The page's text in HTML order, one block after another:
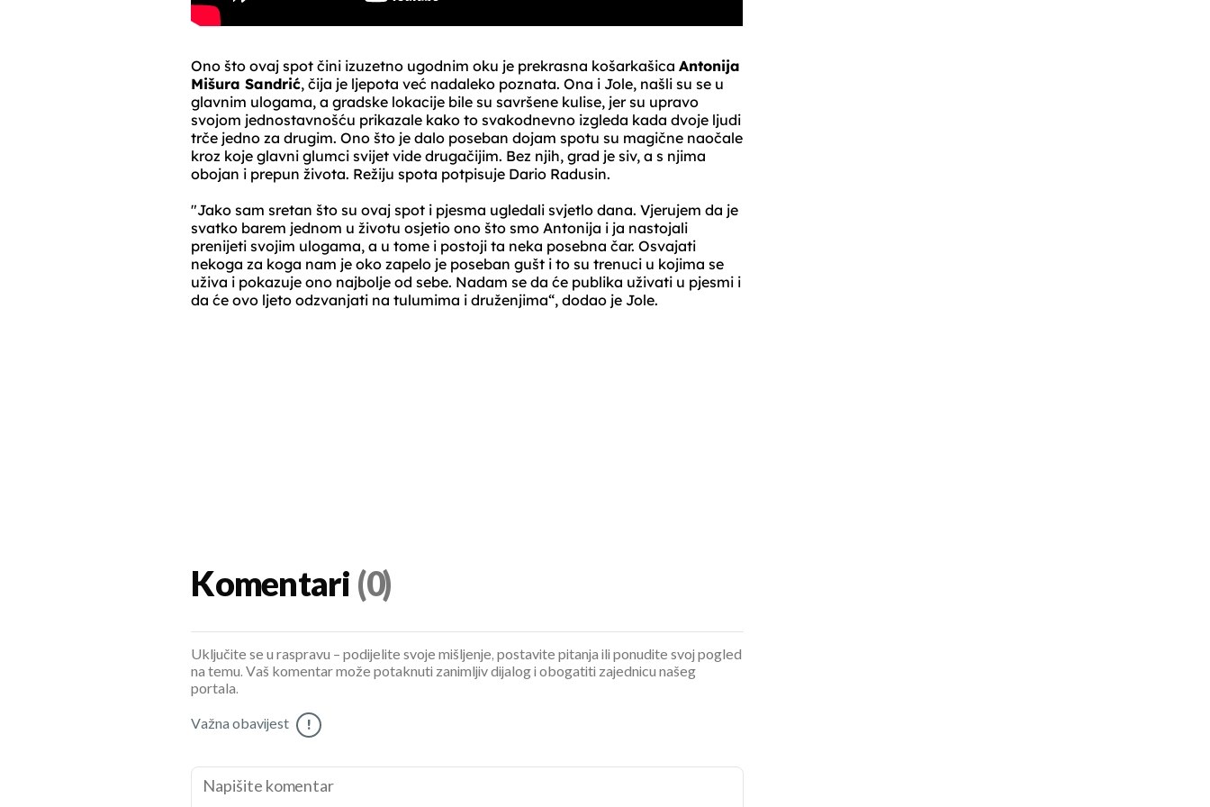
Ono što ovaj spot čini izuzetno ugodnim oku je prekrasna košarkašicaAntonija
Mišura Sandrić, čija je ljepota već nadaleko poznata. Ona i Jole, našli su se u
glavnim ulogama, a gradske lokacije bile su savršene kulise, jer su upravo
svojom jednostavnošću prikazale kako to svakodnevno izgleda kada dvoje ljudi
trče jedno za drugim. Ono što je dalo poseban dojam spotu su magične naočale
kroz koje glavni glumci svijet vide drugačijim. Bez njih, grad je siv, a s njima
obojan i prepun života. Režiju spota potpisuje Dario Radusin.
"Jako sam sretan što su ovaj spot i pjesma ugledali svjetlo dana. Vjerujem da je
svatko barem jednom u životu osjetio ono što smo Antonija i ja nastojali
prenijeti svojim ulogama, a u tome i postoji ta neka posebna čar. Osvajati
nekoga za koga nam je oko zapelo je poseban gušt i to su trenuci u kojima se
uživa i pokazuje ono najbolje od sebe. Nadam se da će publika uživati u pjesmi i
da će ovo ljeto odzvanjati na tulumima i druženjima“, dodao je Jole.
Komentari (0)
Uključite se u raspravu – podijelite svoje mišljenje, postavite pitanja ili ponudite svoj pogled
na temu. Vaš komentar može potaknuti zanimljiv dijalog i obogatiti zajednicu našeg
portala.
Važna obavijest !